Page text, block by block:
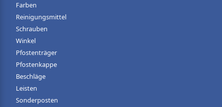
Farben
Reinigungsmittel
Schrauben
Winkel
Pfostenträger
Pfostenkappe
Beschläge
Leisten
Sonderposten